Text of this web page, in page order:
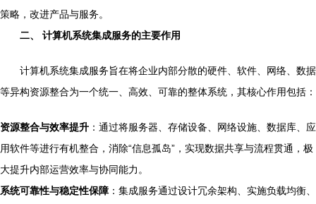
策略，改进产品与服务。
二、 计算机系统集成服务的主要作用
计算机系统集成服务旨在将企业内部分散的硬件、软件、网络、数据
等异构资源整合为一个统一、高效、可靠的整体系统，其核心作用包括：
资源整合与效率提升 ：通过将服务器、存储设备、网络设施、数据库、应
用软件等进行有机整合，消除“信息孤岛”，实现数据共享与流程贯通，极
大提升内部运营效率与协同能力。
系统可靠性与稳定性保障 ：集成服务通过设计冗余架构、实施负载均衡、